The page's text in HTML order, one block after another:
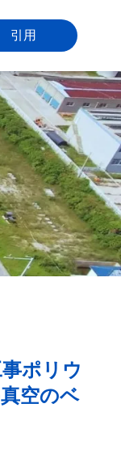
引用
ポリウ
空のベ